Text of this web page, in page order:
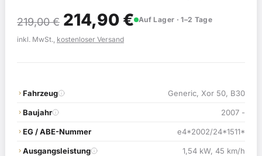
219,00€ Ursprünglicher
Preis
219,00 €
214,90 €Aktueller
214,90 €.
Auf Lager · 1–2 Tage
inkl. MwSt., kostenloser Versand
Fahrzeug Generic, Xor 50, B30
Baujahr 2007 -
EG / ABE-Nummer e4*2002/24*1511*
Ausgangsleistung 1,54 kW, 45 km/h